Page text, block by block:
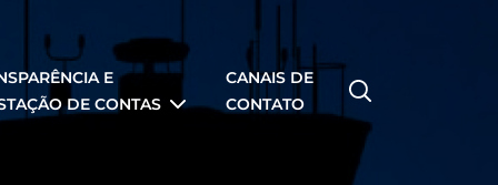
E
DE CONTAS
CANAIS DE
CONTATO